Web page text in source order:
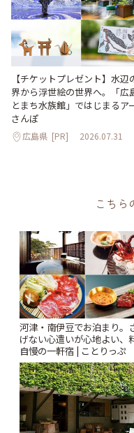
【チケットプレゼント】水辺
界から浮世絵の世界へ。「広
とまち水族館」ではじまるア
さんぽ
広島県 [PR] 2026.07.31
こちら
河津・南伊豆でお泊まり。
げない心遣いが心地よい、
自慢の一軒宿 | ことりっぷ